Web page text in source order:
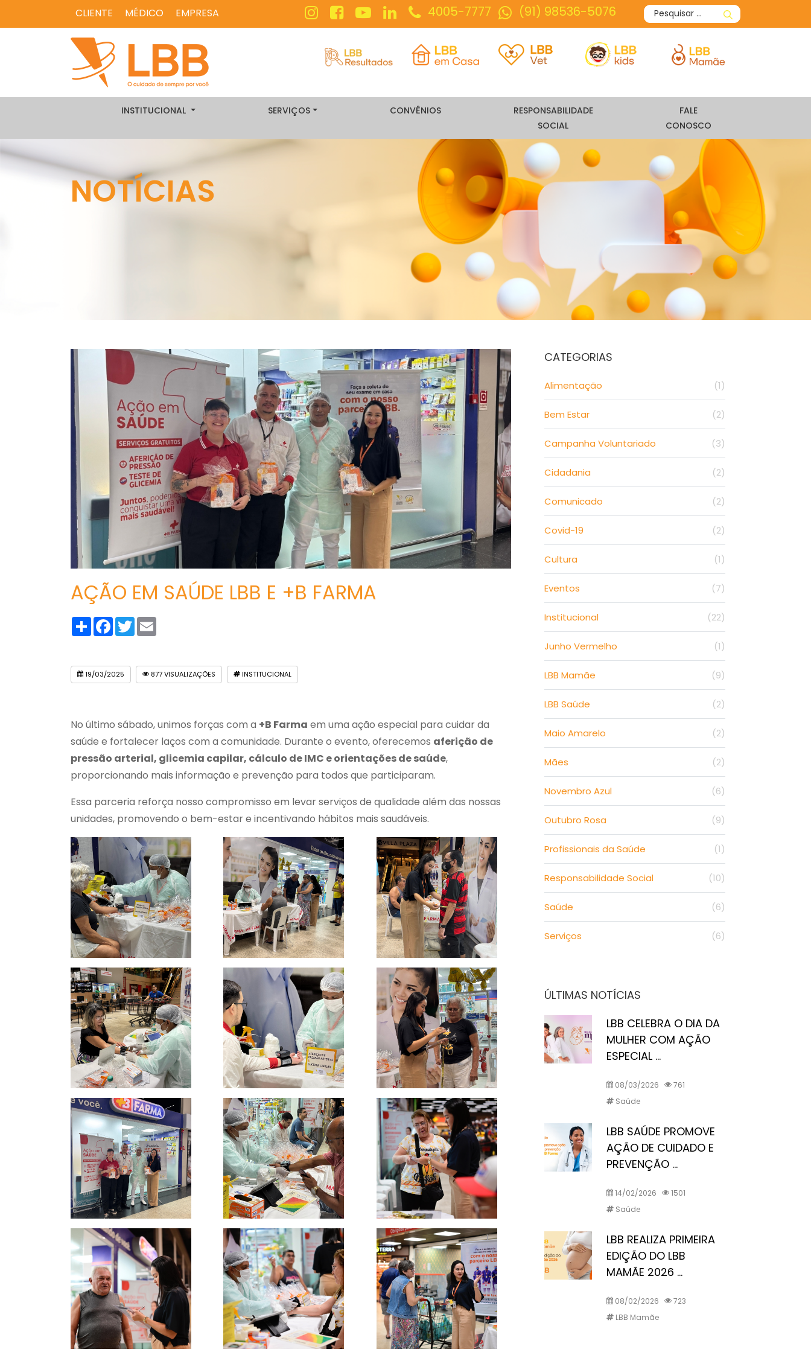
CLIENTE MÉDICO EMPRESA 4005-7777 (91) 98536-5076
INSTITUCIONAL SERVIÇOS CONVÊNIOS
RESPONSABILIDADE
SOCIAL
FALE
CONOSCO
NOTÍCIAS
AÇÃO EM SAÚDE LBB E +B FARMA
Compartilhar
Facebook
Twitter
19/03/2025 877 VISUALIZAÇÕES INSTITUCIONAL
No último sábado, unimos forças com a +B Farma em uma ação especial para cuidar da
saúde e fortalecer laços com a comunidade. Durante o evento, oferecemos aferição de
pressão arterial, glicemia capilar, cálculo de IMC e orientações de saúde,
proporcionando mais informação e prevenção para todos que participaram.
Essa parceria reforça nosso compromisso em levar serviços de qualidade além das nossas
unidades, promovendo o bem-estar e incentivando hábitos mais saudáveis.
CATEGORIAS
Alimentação (1)
Bem Estar (2)
Campanha Voluntariado (3)
Cidadania (2)
Comunicado (2)
Covid-19 (2)
Cultura (1)
Eventos (7)
Institucional (22)
Junho Vermelho (1)
LBB Mamãe (9)
LBB Saúde (2)
Maio Amarelo (2)
Mães (2)
Novembro Azul (6)
Outubro Rosa (9)
Profissionais da Saúde (1)
Responsabilidade Social (10)
Saúde (6)
Serviços (6)
ÚLTIMAS NOTÍCIAS
LBB CELEBRA O DIA DA
MULHER COM AÇÃO
ESPECIAL ...
08/03/2026
761
Saúde
LBB SAÚDE PROMOVE
AÇÃO DE CUIDADO E
PREVENÇÃO ...
14/02/2026
1501
Saúde
LBB REALIZA PRIMEIRA
EDIÇÃO DO LBB
MAMÃE 2026 ...
08/02/2026
723
LBB Mamãe